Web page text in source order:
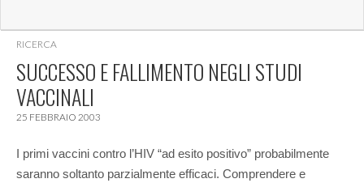
ASSOCIAZIONE NADIR
ETS
RICERCA
SUCCESSO E FALLIMENTO NEGLI STUDI
VACCINALI
25 FEBBRAIO 2003
I primi vaccini contro l’HIV “ad esito positivo” probabilmente
saranno soltanto parzialmente efficaci. Comprendere e